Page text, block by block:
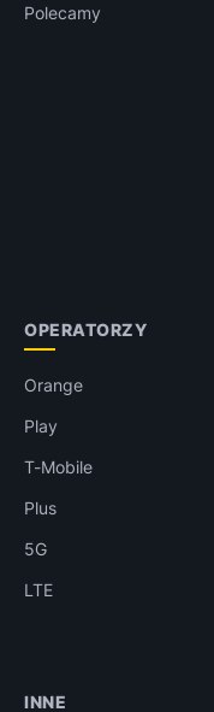
Polecamy
OPERATORZY
Orange
Play
T-Mobile
Plus
5G
LTE
INNE